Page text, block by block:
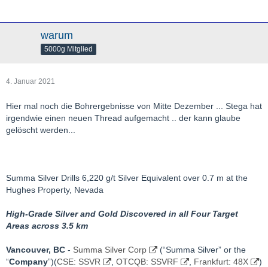
warum
5000g Mitglied
4. Januar 2021
Hier mal noch die Bohrergebnisse von Mitte Dezember ... Stega hat
irgendwie einen neuen Thread aufgemacht .. der kann glaube
gelöscht werden...
Summa Silver Drills 6,220 g/t Silver Equivalent over 0.7 m at the
Hughes Property, Nevada
High-Grade Silver and Gold Discovered in all Four Target
Areas across 3.5 km
Vancouver, BC - Summa Silver Corp
(“Summa Silver” or the
“Company”)(CSE: SSVR OTCQB: SSVRF Frankfurt: 48X
)